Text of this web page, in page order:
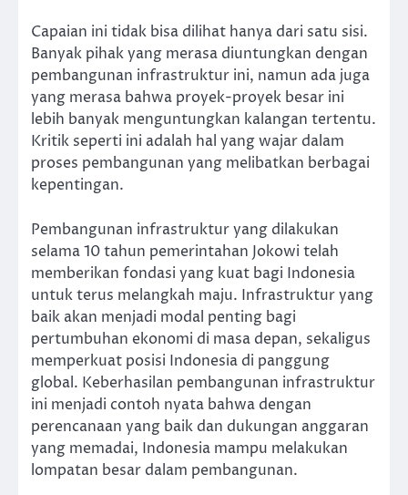
Capaian ini tidak bisa dilihat hanya dari satu sisi.
Banyak pihak yang merasa diuntungkan dengan
pembangunan infrastruktur ini, namun ada juga
yang merasa bahwa proyek-proyek besar ini
lebih banyak menguntungkan kalangan tertentu.
Kritik seperti ini adalah hal yang wajar dalam
proses pembangunan yang melibatkan berbagai
kepentingan.
Pembangunan infrastruktur yang dilakukan
selama 10 tahun pemerintahan Jokowi telah
memberikan fondasi yang kuat bagi Indonesia
untuk terus melangkah maju. Infrastruktur yang
baik akan menjadi modal penting bagi
pertumbuhan ekonomi di masa depan, sekaligus
memperkuat posisi Indonesia di panggung
global. Keberhasilan pembangunan infrastruktur
ini menjadi contoh nyata bahwa dengan
perencanaan yang baik dan dukungan anggaran
yang memadai, Indonesia mampu melakukan
lompatan besar dalam pembangunan.